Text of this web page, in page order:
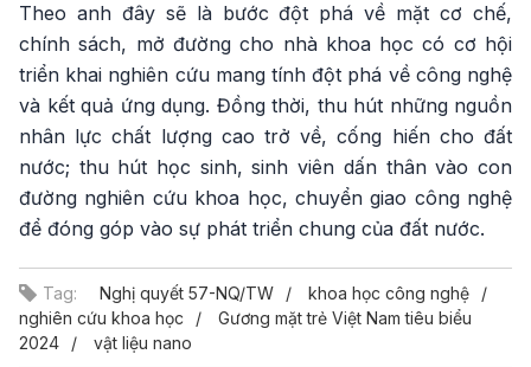
Theo anh đây sẽ là bước đột phá về mặt cơ chế,
chính sách, mở đường cho nhà khoa học có cơ hội
triển khai nghiên cứu mang tính đột phá về công nghệ
và kết quả ứng dụng. Đồng thời, thu hút những nguồn
nhân lực chất lượng cao trở về, cống hiến cho đất
nước; thu hút học sinh, sinh viên dấn thân vào con
đường nghiên cứu khoa học, chuyển giao công nghệ
để đóng góp vào sự phát triển chung của đất nước.
Tag: Nghị quyết 57-NQ/TW
khoa học công nghệ
nghiên cứu khoa học
Gương mặt trẻ Việt Nam tiêu biểu
2024
vật liệu nano